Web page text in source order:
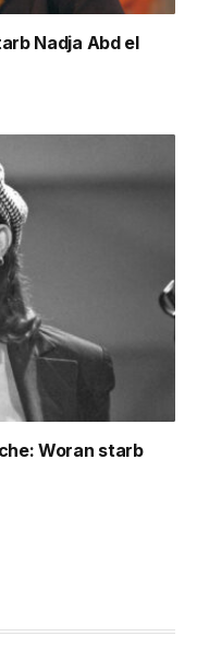
Nadja Abd el
Woran starb